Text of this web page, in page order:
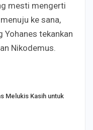
mesti mengerti
ke sana,
Yohanes tekankan
Nikodemus.
Melukis Kasih untuk